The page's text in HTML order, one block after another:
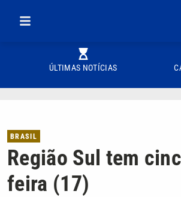
ÚLTIMAS NOTÍCIAS
BRASIL
Região Sul tem
feira (17)